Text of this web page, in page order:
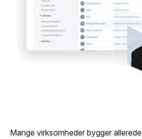
Mange virksomheder bygger